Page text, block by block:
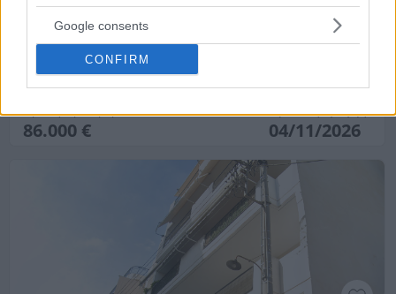
Google consents
CONFIRM
Αττικής
1ος
HOT Χρηματοδότηση
86.000 €
Ημ. Διεξαγωγής:
04/11/2026